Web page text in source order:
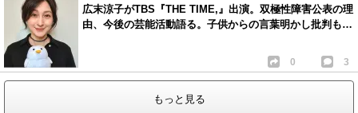
広末涼子がTBS『THE TIME,』出演。双極性障害公表の理
由、今後の芸能活動語る。子供からの言葉明かし批判も…
0 3
もっと見る